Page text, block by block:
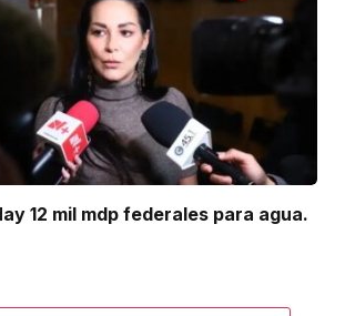
12 mil mdp federales para agua.